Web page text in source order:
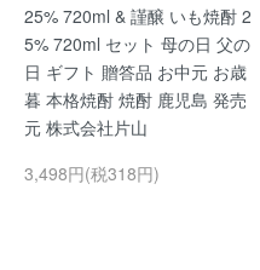
25% 720ml & 謹醸 いも焼酎 2
5% 720ml セット 母の日 父の
日 ギフト 贈答品 お中元 お歳
暮 本格焼酎 焼酎 鹿児島 発売
元 株式会社片山
3,498円(税318円)